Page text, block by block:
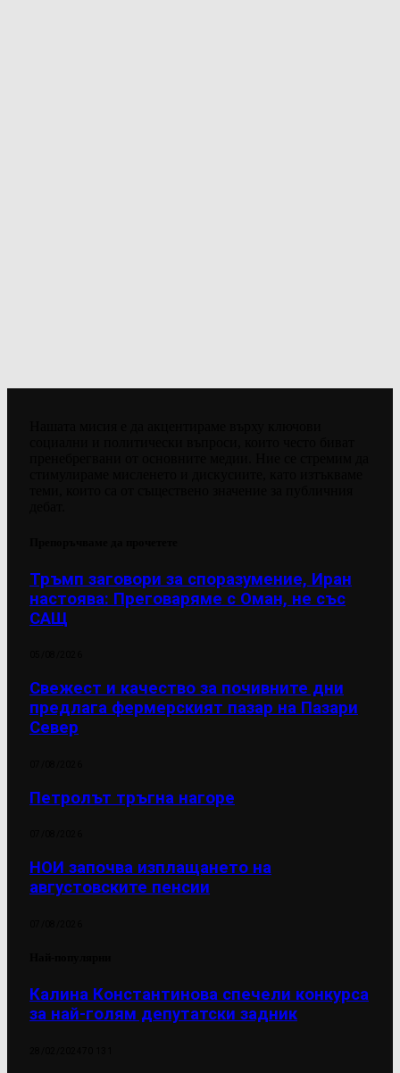
Тръмп заговори за споразумение, Иран
настоява: Преговаряме с Оман, не със
САЩ
Свежест и качество за почивните дни
предлага фермерският пазар на Пазари
Север
Петролът тръгна нагоре
НОИ започва изплащането на
августовските пенсии
Калина Константинова спечели конкурса
за най-голям депутатски задник